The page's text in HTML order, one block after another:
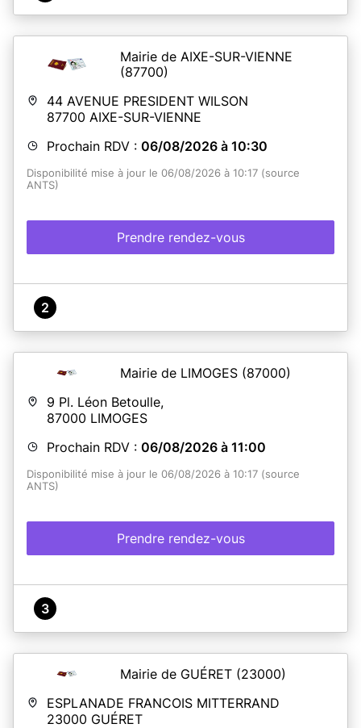
Mairie de AIXE-SUR-VIENNE
(87700)
44 AVENUE PRESIDENT WILSON
87700 AIXE-SUR-VIENNE
Prochain RDV : 06/08/2026 à 10:30
Disponibilité mise à jour le 06/08/2026 à 10:17 (source
ANTS)
Prendre rendez-vous
2
Mairie de LIMOGES (87000)
9 Pl. Léon Betoulle,
87000 LIMOGES
Prochain RDV : 06/08/2026 à 11:00
Disponibilité mise à jour le 06/08/2026 à 10:17 (source
ANTS)
Prendre rendez-vous
3
Mairie de GUÉRET (23000)
ESPLANADE FRANCOIS MITTERRAND
23000 GUÉRET